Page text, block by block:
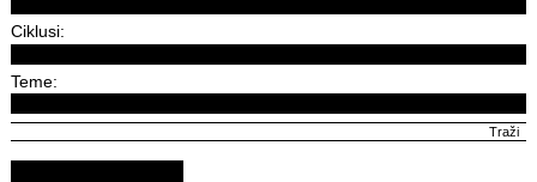
Ciklusi:
Teme: